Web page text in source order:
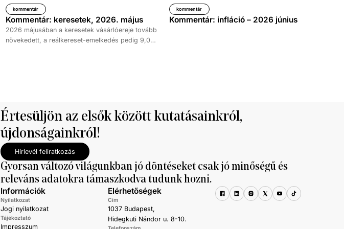
kommentár
Kommentár: keresetek, 2026. május
2026 májusában a keresetek vásárlóereje tovább
növekedett, a reálkereset-emelkedés pedig 9,0
kommentár
Kommentár: infláció – 2026 június
Értesüljön az elsők között kutatásainkról,
újdonságainkról!
Hírlevél feliratkozás
Gyorsan változó világunkban jó döntéseket csak jó minőségű és
releváns adatokra támaszkodva tudunk hozni.
Információk
Nyilatkozat
Jogi nyilatkozat
Tájékoztató
Impresszum
Elérhetőségek
Cím
1037 Budapest,
Hidegkuti Nándor u. 8-10.